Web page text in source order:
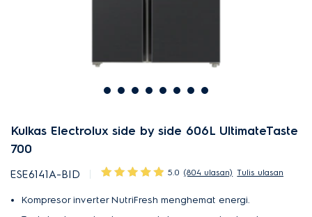
Kulkas Electrolux side by side 606L UltimateTaste
700
ESE6141A-BID 5.0 (804 ulasan) Tulis ulasan
Kompresor inverter NutriFresh menghemat energi.